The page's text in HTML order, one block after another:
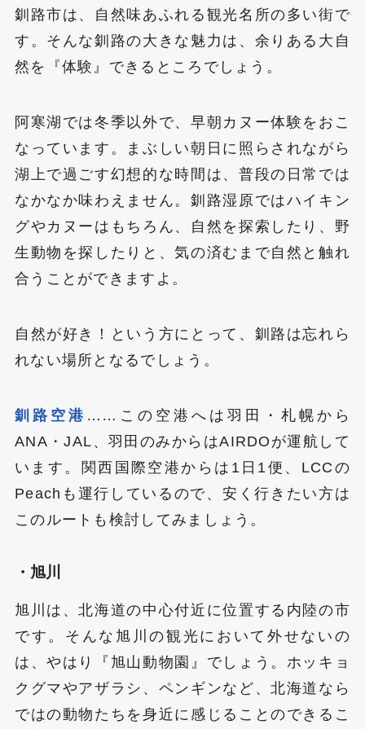
釧路市は、自然味あふれる観光名所の多い街で
す。そんな釧路の大きな魅力は、余りある大自
然を『体験』できるところでしょう。
阿寒湖では冬季以外で、早朝カヌー体験をおこ
なっています。まぶしい朝日に照らされながら
湖上で過ごす幻想的な時間は、普段の日常では
なかなか味わえません。釧路湿原ではハイキン
グやカヌーはもちろん、自然を探索したり、野
生動物を探したりと、気の済むまで自然と触れ
合うことができますよ。
自然が好き！という方にとって、釧路は忘れら
れない場所となるでしょう。
釧路空港 ……この空港へは羽田・札幌から
ANA・JAL、羽田のみからはAIRDOが運航して
います。関西国際空港からは1日1便、LCCの
Peachも運行しているので、安く行きたい方は
このルートも検討してみましょう。
・旭川
旭川は、北海道の中心付近に位置する内陸の市
です。そんな旭川の観光において外せないの
は、やはり『旭山動物園』でしょう。ホッキョ
クグマやアザラシ、ペンギンなど、北海道なら
ではの動物たちを身近に感じることのできるこ